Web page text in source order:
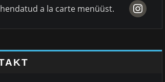
a la carte menüüst.
instagram